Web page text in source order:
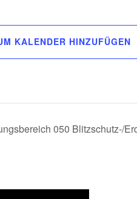
KALENDER HINZUFÜGEN
050 Blitzschutz-/